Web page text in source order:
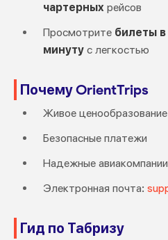
чартерных рейсов
Просмотрите билеты
минутус легкостью
Почему OrientTrips
Живое ценообразование
Безопасные платежи
Надежные авиакомпании
Электронная почта:
Гид по Табризу